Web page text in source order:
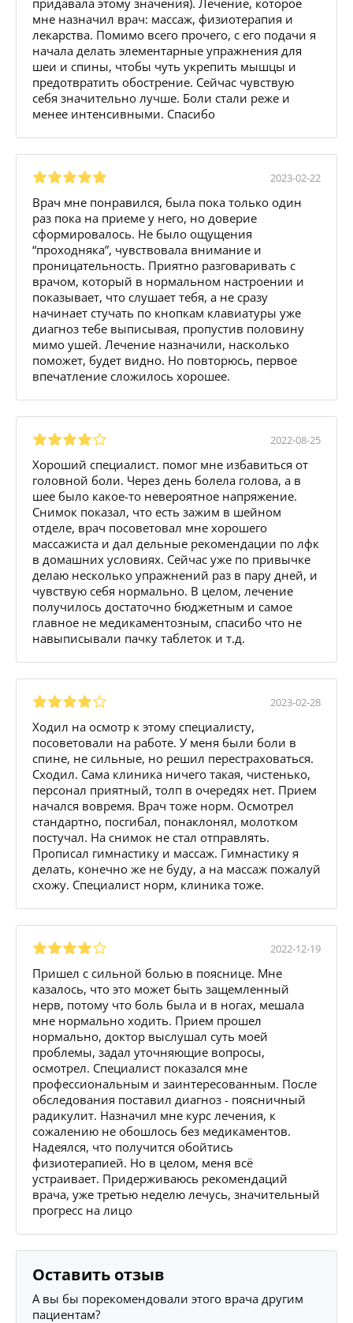
мне назначил врач: массаж, физиотерапия и
лекарства. Помимо всего прочего, с его подачи я
начала делать элементарные упражнения для
шеи и спины, чтобы чуть укрепить мышцы и
предотвратить обострение. Сейчас чувствую
себя значительно лучше. Боли стали реже и
менее интенсивными. Спасибо
2023-02-22
Врач мне понравился, была пока только один
раз пока на приеме у него, но доверие
сформировалось. Не было ощущения
“проходняка”, чувствовала внимание и
проницательность. Приятно разговаривать с
врачом, который в нормальном настроении и
показывает, что слушает тебя, а не сразу
начинает стучать по кнопкам клавиатуры уже
диагноз тебе выписывая, пропустив половину
мимо ушей. Лечение назначили, насколько
поможет, будет видно. Но повторюсь, первое
впечатление сложилось хорошее.
2022-08-25
Хороший специалист. помог мне избавиться от
головной боли. Через день болела голова, а в
шее было какое-то невероятное напряжение.
Снимок показал, что есть зажим в шейном
отделе, врач посоветовал мне хорошего
массажиста и дал дельные рекомендации по лфк
в домашних условиях. Сейчас уже по привычке
делаю несколько упражнений раз в пару дней, и
чувствую себя нормально. В целом, лечение
получилось достаточно бюджетным и самое
главное не медикаментозным, спасибо что не
навыписывали пачку таблеток и т.д.
2023-02-28
Ходил на осмотр к этому специалисту,
посоветовали на работе. У меня были боли в
спине, не сильные, но решил перестраховаться.
Сходил. Сама клиника ничего такая, чистенько,
персонал приятный, толп в очередях нет. Прием
начался вовремя. Врач тоже норм. Осмотрел
стандартно, посгибал, понаклонял, молотком
постучал. На снимок не стал отправлять.
Прописал гимнастику и массаж. Гимнастику я
делать, конечно же не буду, а на массаж пожалуй
схожу. Специалист норм, клиника тоже.
2022-12-19
Пришел с сильной болью в пояснице. Мне
казалось, что это может быть защемленный
нерв, потому что боль была и в ногах, мешала
мне нормально ходить. Прием прошел
нормально, доктор выслушал суть моей
проблемы, задал уточняющие вопросы,
осмотрел. Специалист показался мне
профессиональным и заинтересованным. После
обследования поставил диагноз - поясничный
радикулит. Назначил мне курс лечения, к
сожалению не обошлось без медикаментов.
Надеялся, что получится обойтись
физиотерапией. Но в целом, меня всё
устраивает. Придерживаюсь рекомендаций
врача, уже третью неделю лечусь, значительный
прогресс на лицо
Оставить отзыв
А вы бы порекомендовали этого врача другим
пациентам?